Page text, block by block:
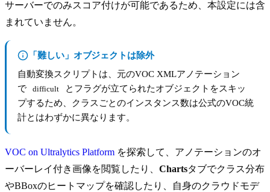
サーバーでのみスコア付けが可能であるため、本設定には含
まれていません。
「難しい」オブジェクトは除外
自動変換スクリプトは、元のVOC XMLアノテーション
で
difficult
とフラグが立てられたオブジェクトをスキッ
プするため、クラスごとのインスタンス数は公式のVOC統
計とはわずかに異なります。
VOC on Ultralytics Platform を探索して、アノテーションのオ
ーバーレイ付き画像を閲覧したり、 Chartsタブでクラス分布
やBBoxのヒートマップを確認したり、自身のクラウドモデ